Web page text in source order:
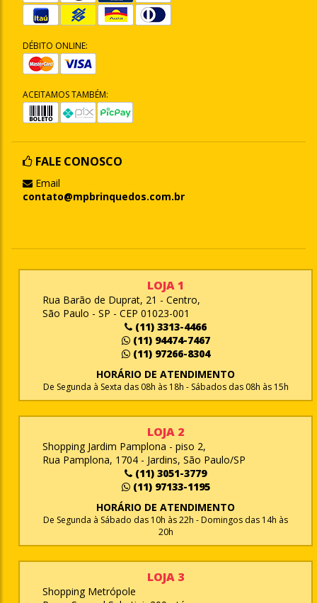
DÉBITO ONLINE:
ACEITAMOS TAMBÉM:
FALE CONOSCO
Email
contato@mpbrinquedos.com.br
LOJA 1
Rua Barão de Duprat, 21 - Centro,
São Paulo - SP - CEP 01023-001
(11) 3313-4466
(11) 94474-7467
(11) 97266-8304
HORÁRIO DE ATENDIMENTO
De Segunda à Sexta das 08h às 18h - Sábados das 08h às 15h
LOJA 2
Shopping Jardim Pamplona - piso 2,
Rua Pamplona, 1704 - Jardins, São Paulo/SP
(11) 3051-3779
(11) 97133-1195
HORÁRIO DE ATENDIMENTO
De Segunda à Sábado das 10h às 22h - Domingos das 14h às
20h
LOJA 3
Shopping Metrópole